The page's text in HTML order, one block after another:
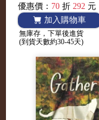
優惠價： 70 折 292 元
加入購物車
無庫存，下單後進貨
(到貨天數約30-45天)